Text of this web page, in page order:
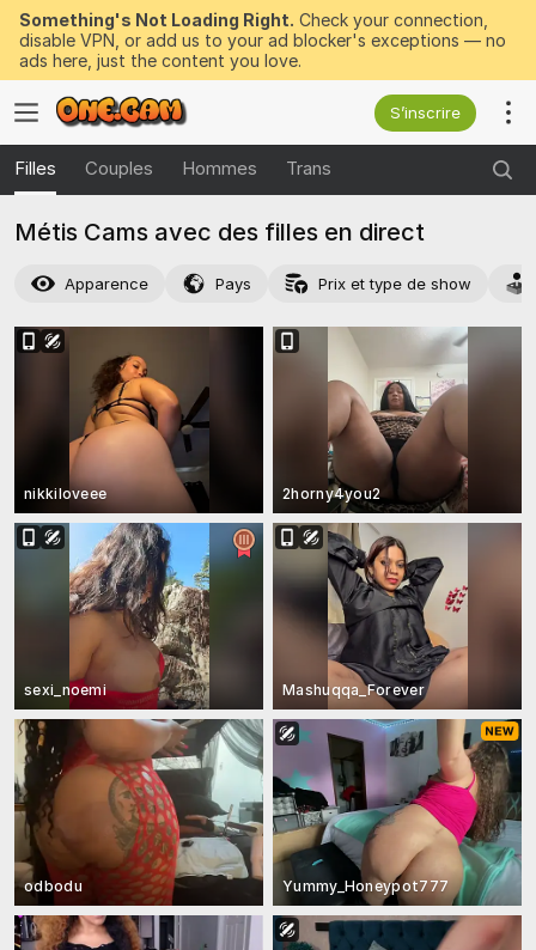
Something's Not Loading Right. Check your connection,
disable VPN, or add us to your ad blocker's exceptions — no
ads here, just the content you love.
S’inscrire
Filles Couples Hommes Trans
Métis Cams avec des filles en direct
Apparence Pays Prix et type de show
nikkiloveee 2horny4you2
sexi_noemi Mashuqqa_Forever
odbodu Yummy_Honeypot777